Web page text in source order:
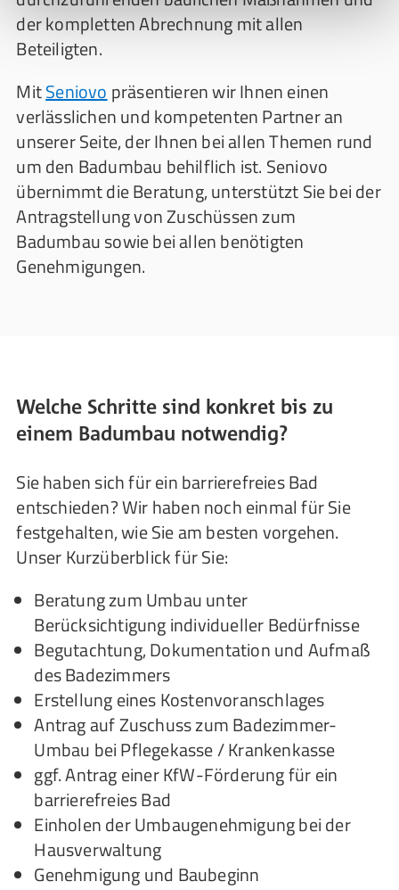
der kompletten Abrechnung mit allen
Beteiligten.
MitSeniovopräsentieren wir Ihnen einen
verlässlichen und kompetenten Partner an
unserer Seite, der Ihnen bei allen Themen rund
um den Badumbau behilflich ist. Seniovo
übernimmt die Beratung, unterstützt Sie bei der
Antragstellung von Zuschüssen zum
Badumbau sowie bei allen benötigten
Genehmigungen.
Welche Schritte sind konkret bis zu
einem Badumbau notwendig?
Sie haben sich für ein barrierefreies Bad
entschieden? Wir haben noch einmal für Sie
festgehalten, wie Sie am besten vorgehen.
Unser Kurzüberblick für Sie:
Beratung zum Umbau unter
Berücksichtigung individueller Bedürfnisse
Begutachtung, Dokumentation und Aufmaß
des Badezimmers
Erstellung eines Kostenvoranschlages
Antrag auf Zuschuss zum Badezimmer-
Umbau bei Pflegekasse / Krankenkasse
ggf. Antrag einer KfW-Förderung für ein
barrierefreies Bad
Einholen der Umbaugenehmigung bei der
Hausverwaltung
Genehmigung und Baubeginn